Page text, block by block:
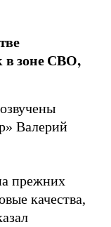
в зоне СВО,
Валерий
прежних
качества,